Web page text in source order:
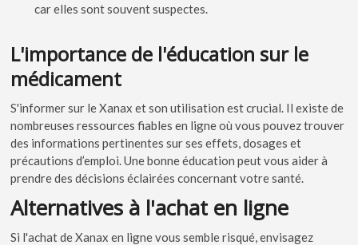
car elles sont souvent suspectes.
L'importance de l'éducation sur le
médicament
S'informer sur le Xanax et son utilisation est crucial. Il existe de
nombreuses ressources fiables en ligne où vous pouvez trouver
des informations pertinentes sur ses effets, dosages et
précautions d’emploi. Une bonne éducation peut vous aider à
prendre des décisions éclairées concernant votre santé.
Alternatives à l'achat en ligne
Si l'achat de Xanax en ligne vous semble risqué, envisagez